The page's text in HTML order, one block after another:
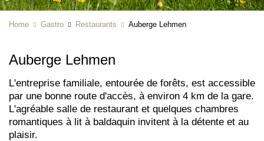
Home Gastro Restaurants Auberge Lehmen
Auberge Lehmen
L'entreprise familiale, entourée de forêts, est accessible
par une bonne route d'accès, à environ 4 km de la gare.
L'agréable salle de restaurant et quelques chambres
romantiques à lit à baldaquin invitent à la détente et au
plaisir.